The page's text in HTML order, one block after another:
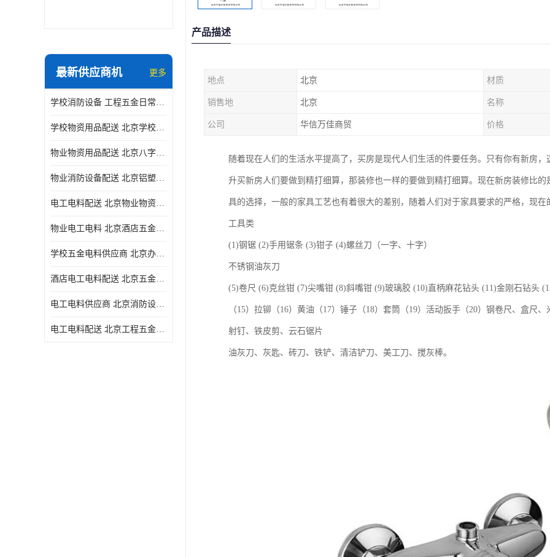
最新供应商机 更多
学校消防设备 工程五金日常供应
学校物资用品配送 北京学校五金电料供应商
物业物资用品配送 北京八字阀供应
物业消防设备配送 北京铝塑管配送
电工电料配送 北京物业物资用品配送 一站式采购供应
物业电工电料 北京酒店五金电料配送 华信万佳商贸
学校五金电料供应商 北京办公用品供应商 一站式采购供应
酒店电工电料配送 北京五金电料 华信万佳商贸
电工电料供应商 北京消防设备 一站式采购供应
电工电料配送 北京工程五金材料配送 华信万佳商贸
产品描述
地点 北京 材质
销售地 北京 名称
公司 华信万佳商贸 价格
随着现在人们的生活水平提高了，买房是现代人们生活的件要任务。只有你有新房
升买新房人们要做到精打细算，那装修也一样的要做到精打细算。现在新房装修比
具的选择，一般的家具工艺也有着很大的差别，随着人们对于家具要求的严格，现
工具类
(1)钢锯 (2)手用锯条 (3)钳子 (4)螺丝刀（一字、十字）
不锈钢油灰刀
(5)卷尺 (6)克丝钳 (7)尖嘴钳 (8)斜嘴钳 (9)玻璃胶 (10)直柄麻花钻头 (11)金刚石钻头
（15）拉铆（16）黄油（17）锤子（18）套筒（19）活动扳手（20）钢卷尺、盒尺、
射钉、铁皮剪、云石锯片
油灰刀、灰匙、砖刀、铁铲、清洁铲刀、美工刀、搅灰棒。